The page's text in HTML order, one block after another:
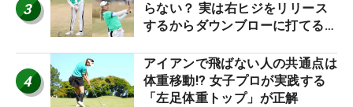
3
らない？ 実は右ヒジをリリース
するからダウンブローに打てる #
4
アイアンで飛ばない人の共通点は
体重移動!? 女子プロが実践する
「左足体重トップ」が正解